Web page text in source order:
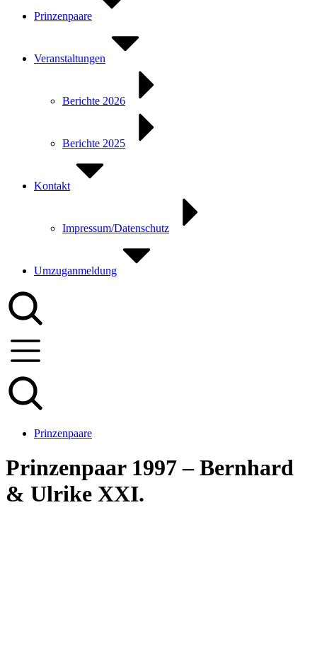
Prinzenpaare
Veranstaltungen
Berichte 2026
Berichte 2025
Kontakt
Impressum/Datenschutz
Umzuganmeldung
Prinzenpaare
Prinzenpaar 1997 – Bernhard
& Ulrike XXI.